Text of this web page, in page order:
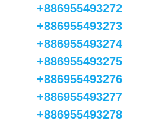
+886955493272
+886955493273
+886955493274
+886955493275
+886955493276
+886955493277
+886955493278